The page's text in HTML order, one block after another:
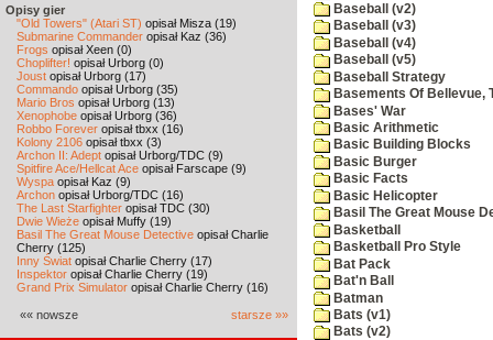
Opisy gier
"Old Towers" (Atari ST) opisał Misza (19)
Submarine Commander opisał Kaz (36)
Frogs opisał Xeen (0)
Choplifter! opisał Urborg (0)
Joust opisał Urborg (17)
Commando opisał Urborg (35)
Mario Bros opisał Urborg (13)
Xenophobe opisał Urborg (36)
Robbo Forever opisał tbxx (16)
Kolony 2106 opisał tbxx (3)
Archon II: Adept opisał Urborg/TDC (9)
Spitfire Ace/Hellcat Ace opisał Farscape (9)
Wyspa opisał Kaz (9)
Archon opisał Urborg/TDC (16)
The Last Starfighter opisał TDC (30)
Dwie Wieże opisał Muffy (19)
Basil The Great Mouse Detective opisał Charlie
Cherry (125)
Inny Świat opisał Charlie Cherry (17)
Inspektor opisał Charlie Cherry (19)
Grand Prix Simulator opisał Charlie Cherry (16)
«« nowsze starsze »»
Baseball (v2)
Baseball (v3)
Baseball (v4)
Baseball (v5)
Baseball Strategy
Basements Of Bellevue,
Bases' War
Basic Arithmetic
Basic Building Blocks
Basic Burger
Basic Facts
Basic Helicopter
Basil The Great Mouse
Basketball
Basketball Pro Style
Bat Pack
Bat'n Ball
Batman
Bats (v1)
Bats (v2)